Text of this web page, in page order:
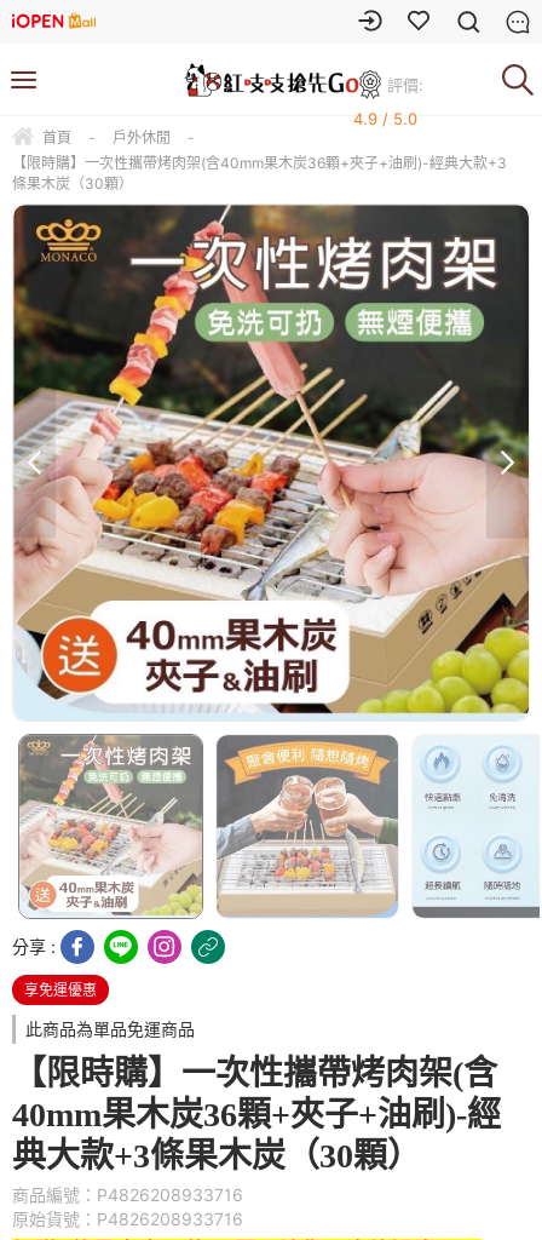
評價:
4.9 / 5.0
首頁 - 戶外休閒
-
【限時購】一次性攜帶烤肉架(含40mm果木炭36顆+夾子+油刷)-經典大款+3
條果木炭（30顆）
分享 :
享免運優惠
此商品為單品免運商品
【限時購】一次性攜帶烤肉架(含
40mm果木炭36顆+夾子+油刷)-經
典大款+3條果木炭（30顆）
商品編號：P4826208933716
原始貨號：P4826208933716